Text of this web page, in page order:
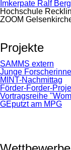
Imkerpate Ralf
Hochschule
ZOOM
Projekte
SAMMS extern
Junge
MINT-Nachmittag
Förder-Forder-
Vortragsreihe
GEputzt am MPG